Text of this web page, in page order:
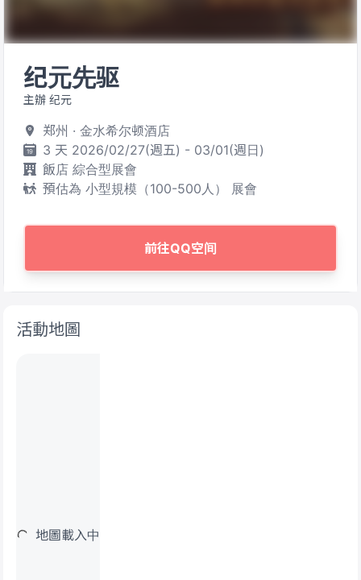
纪元先驱
主辦 纪元
郑州 · 金水希尔顿酒店
3 天 2026/02/27(週五) - 03/01(週日)
飯店 綜合型展會
預估為 小型規模（100-500人） 展會
前往QQ空间
活動地圖
地圖載入中